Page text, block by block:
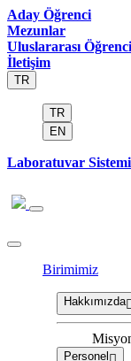
Aday Öğrenci
Mezunlar
Uluslararası Öğrenci
İletişim
TR
TR
EN
Laboratuvar Sistemi
Birimimiz
Hakkımızda
Personel